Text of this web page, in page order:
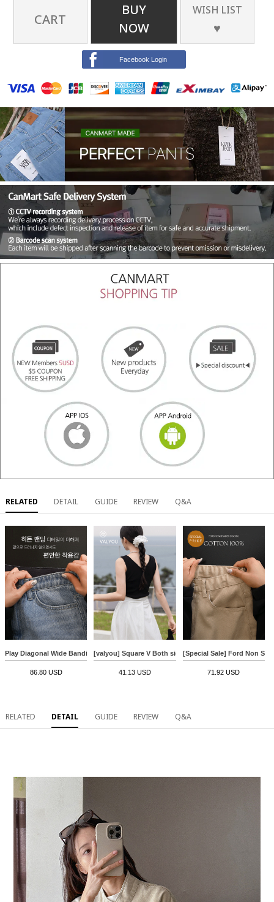
CART
BUY
NOW
WISH LIST
♥
Facebook Login
RELATED DETAIL GUIDE REVIEW Q&A
Play Diagonal Wide Banding Denim Pants
86.80 USD
[valyou] Square V Both sides Sleeveless shirts
41.13 USD
[Special Sale] Ford Non
71.92 USD
RELATED DETAIL GUIDE REVIEW Q&A